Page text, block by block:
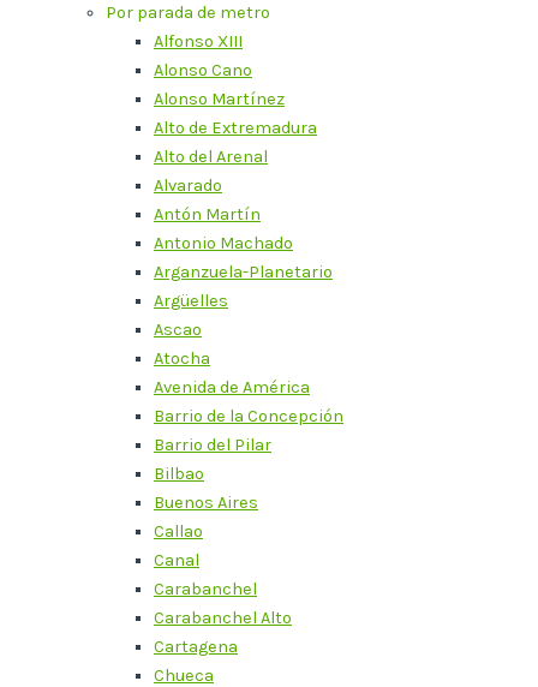
Por parada de metro
Alfonso XIII
Alonso Cano
Alonso Martínez
Alto de Extremadura
Alto del Arenal
Alvarado
Antón Martín
Antonio Machado
Arganzuela-Planetario
Argüelles
Ascao
Atocha
Avenida de América
Barrio de la Concepción
Barrio del Pilar
Bilbao
Buenos Aires
Callao
Canal
Carabanchel
Carabanchel Alto
Cartagena
Chueca